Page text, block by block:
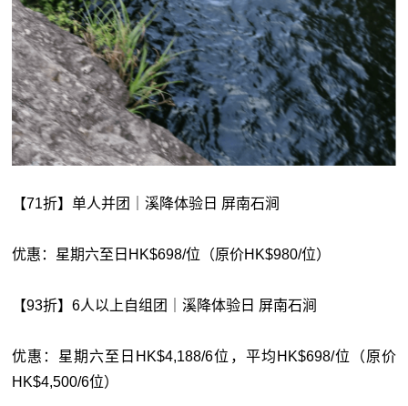
【71折】单人并团｜溪降体验日 屏南石涧
优惠：星期六至日HK$698/位（原价HK$980/位）
【93折】6人以上自组团｜溪降体验日 屏南石涧
优惠：星期六至日HK$4,188/6位，平均HK$698/位（原价
HK$4,500/6位）